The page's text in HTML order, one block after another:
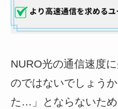
NURO光の通信速度
のではないでしょう
た…」とならないた